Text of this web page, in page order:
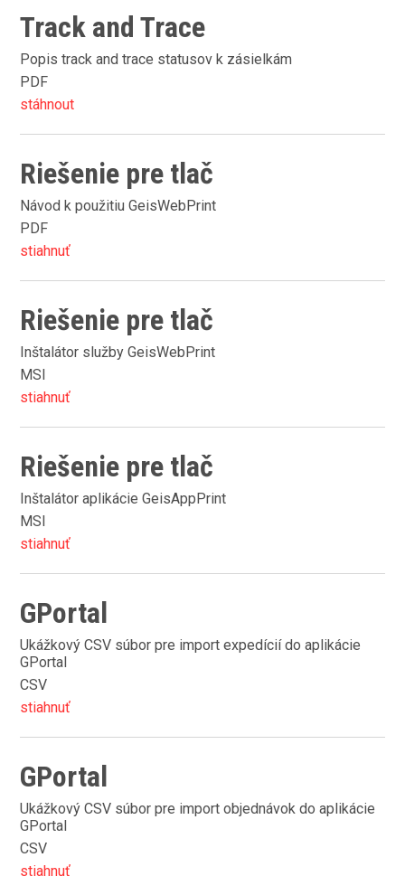
Track and Trace
Popis track and trace statusov k zásielkám
PDF
stáhnout
Riešenie pre tlač
Návod k použitiu GeisWebPrint
PDF
stiahnuť
Riešenie pre tlač
Inštalátor služby GeisWebPrint
MSI
stiahnuť
Riešenie pre tlač
Inštalátor aplikácie GeisAppPrint
MSI
stiahnuť
GPortal
Ukážkový CSV súbor pre import expedícií do aplikácie
GPortal
CSV
stiahnuť
GPortal
Ukážkový CSV súbor pre import objednávok do aplikácie
GPortal
CSV
stiahnuť